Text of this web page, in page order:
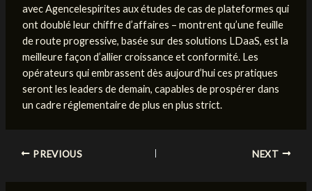
avec Agencelespirites aux études de cas de plateformes qui
ont doublé leur chiffre d’affaires – montrent qu’une feuille
de route progressive, basée sur des solutions LDaaS, est la
meilleure façon d’allier croissance et conformité. Les
opérateurs qui embrassent dès aujourd’hui ces pratiques
seront les leaders de demain, capables de prospérer dans
un cadre réglementaire de plus en plus strict.
Post PREVIOUS NEXT